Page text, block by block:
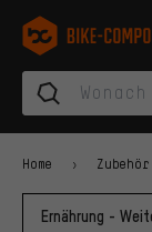
Zur
Zur
Zum Inhalt springen
Zu Marken und
Zur Fußzeile
bike-
Home Zubehör
Ernährung -